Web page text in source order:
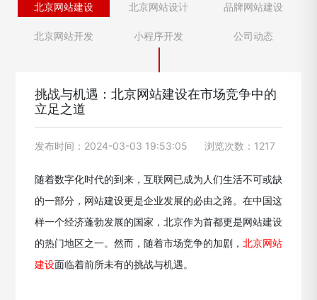
北京网站建设 北京网站设计 品牌网站建设
北京网站开发 小程序开发 公司动态
挑战与机遇：北京网站建设在市场竞争中的
立足之道
发布时间：2024-03-03 19:53:05 浏览次数：1217
随着数字化时代的到来，互联网已成为人们生活不可或缺
的一部分，网站建设更是企业发展的必由之路。在中国这
样一个经济蓬勃发展的国家，北京作为首都更是网站建设
的热门地区之一。然而，随着市场竞争的加剧， 北京网站
建设面临着前所未有的挑战与机遇。